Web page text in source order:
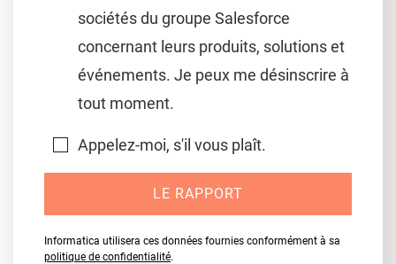
sociétés du groupe Salesforce
concernant leurs produits, solutions et
événements. Je peux me désinscrire à
tout moment.
Appelez-moi, s'il vous plaît.
LE RAPPORT
Informatica utilisera ces données fournies conformément à sa
politique de confidentialité.